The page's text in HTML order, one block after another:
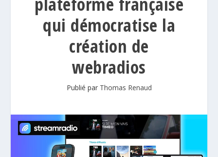
qui démocratise la
création de
webradios
Publié par Thomas Renaud